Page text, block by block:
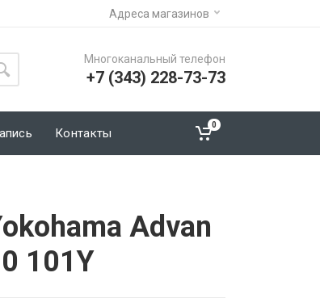
Адреса магазинов
Многоканальный телефон
+7 (343) 228-73-73
Контакты
0
Advan
101Y